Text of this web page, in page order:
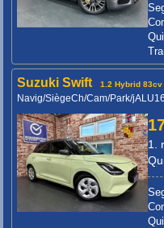
Suzuki Swift 1.2 Hybrid 83cv
Navig/SiègeCh/Cam/Park/
1.